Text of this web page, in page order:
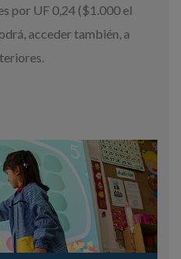
por UF 0,24 ($1.000 el
acceder también, a